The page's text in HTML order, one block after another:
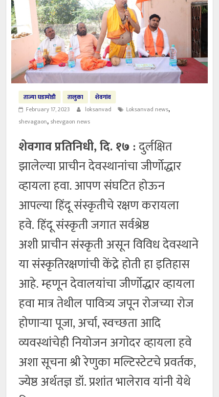
ताज्या घडामोडी तालुका
शेवगांव
February 17, 2023
loksanvad Loksanvad news,
shevagaon, shevgaon news
शेवगाव प्रतिनिधी, दि. १७ :दुर्लक्षित
झालेल्या प्राचीन देवस्थानांचा जीर्णोद्धार
व्हायला हवा. आपण संघटित होऊन
आपल्या हिंदू संस्कृतीचे रक्षण करायला
हवे. हिंदू संस्कृती जगात सर्वश्रेष्ठ
अशी प्राचीन संस्कृती असून विविध देवस्थाने
या संस्कृतिरक्षणांची केंद्रे होती हा इतिहास
आहे. म्हणून देवालयांचा जीर्णोद्धार व्हायला
हवा मात्र तेथील पावित्र्य जपून रोजच्या रोज
होणाऱ्या पूजा, अर्चा, स्वच्छता आदि
व्यवस्थांचेही नियोजन अगोदर व्हायला हवे
अशा सूचना श्री रेणुका मल्टिस्टेटचे प्रवर्तक,
ज्येष्ठ अर्थतज्ञ डॉ. प्रशांत भालेराव यांनी येथे